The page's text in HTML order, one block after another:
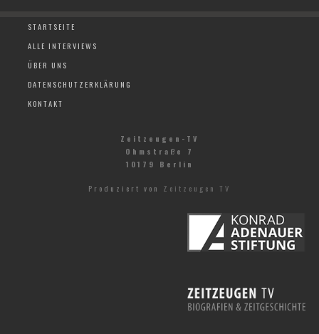
STARTSEITE
ALLE INTERVIEWS
ÜBER UNS
DATENSCHUTZERKLÄRUNG
KONTAKT
Zeitzeugen-TV
Ohmstraße 7
10179 Berlin
Produziert von Zeitzeugen TV